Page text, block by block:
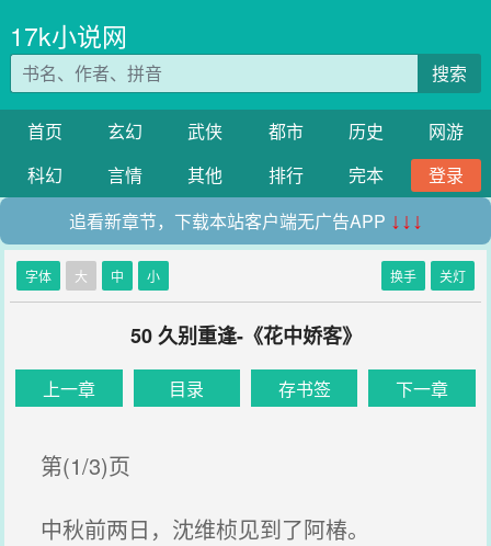
17k小说网
搜索
首页 玄幻 武侠 都市 历史
网游
科幻
言情 其他 排行 完本
登录
追看新章节，下载本站客户端无广告APP ↓↓↓
字体 大 中 小 换手 关灯
50 久别重逢-《花中娇客》
上一章 目录 存书签 下一章
第(1/3)页
中秋前两日，沈维桢见到了阿椿。